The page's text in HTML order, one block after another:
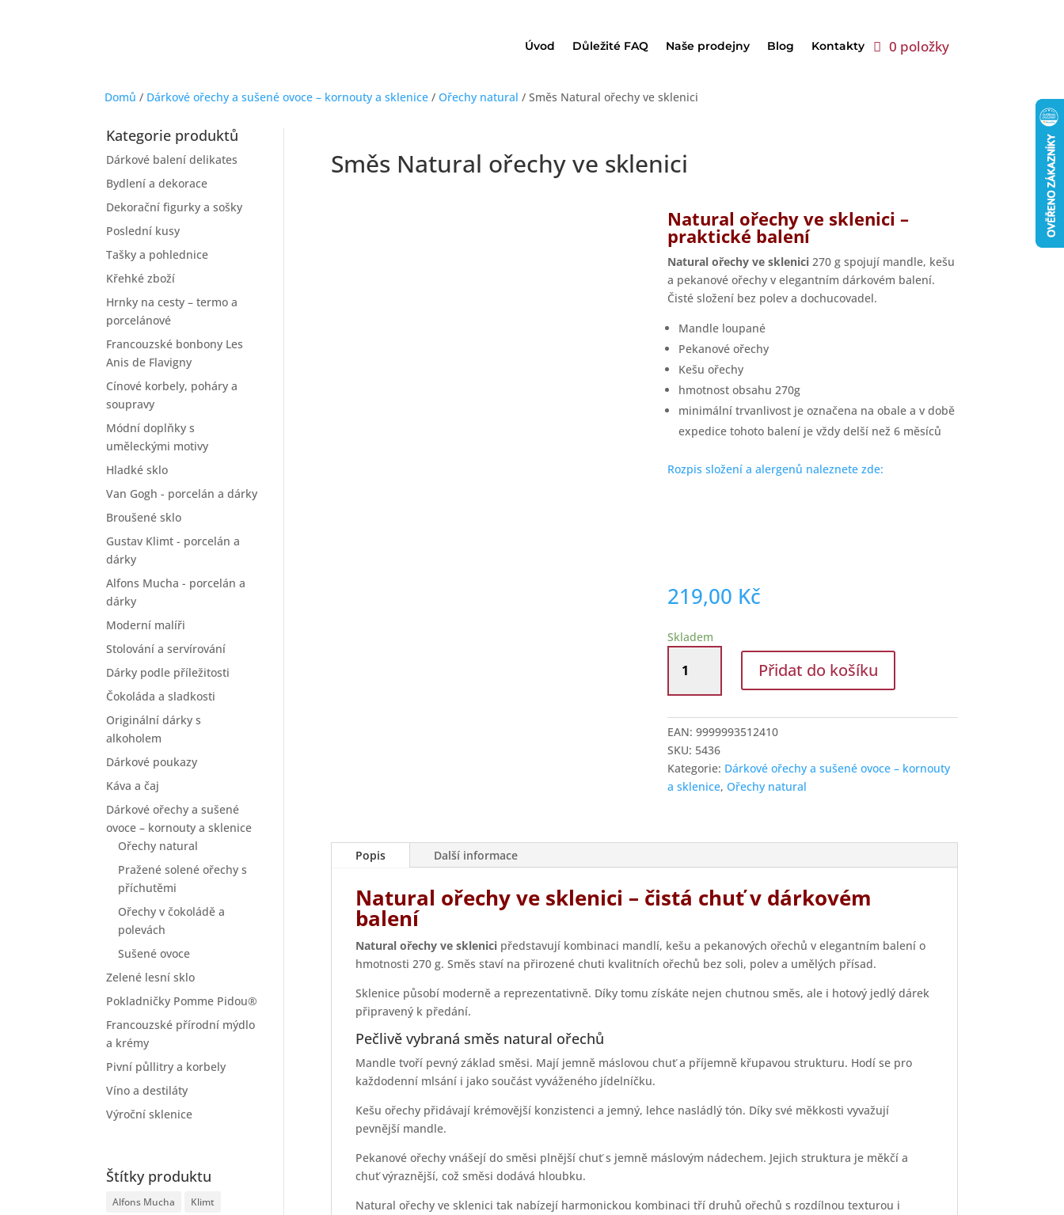
Úvod Důležité FAQ Naše prodejny Blog Kontakty 0 položky
Domů / Dárkové ořechy a sušené ovoce – kornouty a sklenice / Ořechy natural / Směs Natural ořechy ve sklenici
Kategorie produktů
Dárkové balení delikates
Bydlení a dekorace
Dekorační figurky a sošky
Poslední kusy
Tašky a pohlednice
Křehké zboží
Hrnky na cesty – termo a
porcelánové
Francouzské bonbony Les
Anis de Flavigny
Cínové korbely, poháry a
soupravy
Módní doplňky s
uměleckými motivy
Hladké sklo
Van Gogh - porcelán a dárky
Broušené sklo
Gustav Klimt - porcelán a
dárky
Alfons Mucha - porcelán a
dárky
Moderní malíři
Stolování a servírování
Dárky podle příležitosti
Čokoláda a sladkosti
Originální dárky s
alkoholem
Dárkové poukazy
Káva a čaj
Dárkové ořechy a sušené
ovoce – kornouty a sklenice
Ořechy natural
Pražené solené ořechy s
příchutěmi
Ořechy v čokoládě a
polevách
Sušené ovoce
Zelené lesní sklo
Pokladničky Pomme Pidou®
Francouzské přírodní mýdlo
a krémy
Pivní půllitry a korbely
Víno a destiláty
Výroční sklenice
Štítky produktu
Alfons Mucha
Klimt
Směs Natural ořechy ve sklenici
Natural ořechy ve sklenici –
praktické balení
Natural ořechy ve sklenici 270 g spojují mandle, kešu
a pekanové ořechy v elegantním dárkovém balení.
Čisté složení bez polev a dochucovadel.
Mandle loupané
Pekanové ořechy
Kešu ořechy
hmotnost obsahu 270g
minimální trvanlivost je označena na obale a v době
expedice tohoto balení je vždy delší než 6 měsíců
Rozpis složení a alergenů naleznete zde:
219,00 Kč
Skladem
Natural
ořechy
sklenici
množství
Přidat do košíku
EAN:9999993512410
SKU: 5436
Kategorie: Dárkové ořechy a sušené ovoce – kornouty
a sklenice,Ořechy natural
Popis Další informace
Natural ořechy ve sklenici – čistá chuť v dárkovém
balení
Natural ořechy ve sklenicipředstavují kombinaci mandlí, kešu a pekanových ořechů v elegantním balení o
hmotnosti 270 g. Směs staví na přirozené chuti kvalitních ořechů bez soli, polev a umělých přísad.
Sklenice působí moderně a reprezentativně. Díky tomu získáte nejen chutnou směs, ale i hotový jedlý dárek
připravený k předání.
Pečlivě vybraná směs natural ořechů
Mandle tvoří pevný základ směsi. Mají jemně máslovou chuť a příjemně křupavou strukturu. Hodí se pro
každodenní mlsání i jako součást vyváženého jídelníčku.
Kešu ořechy přidávají krémovější konzistenci a jemný, lehce nasládlý tón. Díky své měkkosti vyvažují
pevnější mandle.
Pekanové ořechy vnášejí do směsi plnější chuť s jemně máslovým nádechem. Jejich struktura je měkčí a
chuť výraznější, což směsi dodává hloubku.
Natural ořechy ve sklenici tak nabízejí harmonickou kombinaci tří druhů ořechů s rozdílnou texturou i